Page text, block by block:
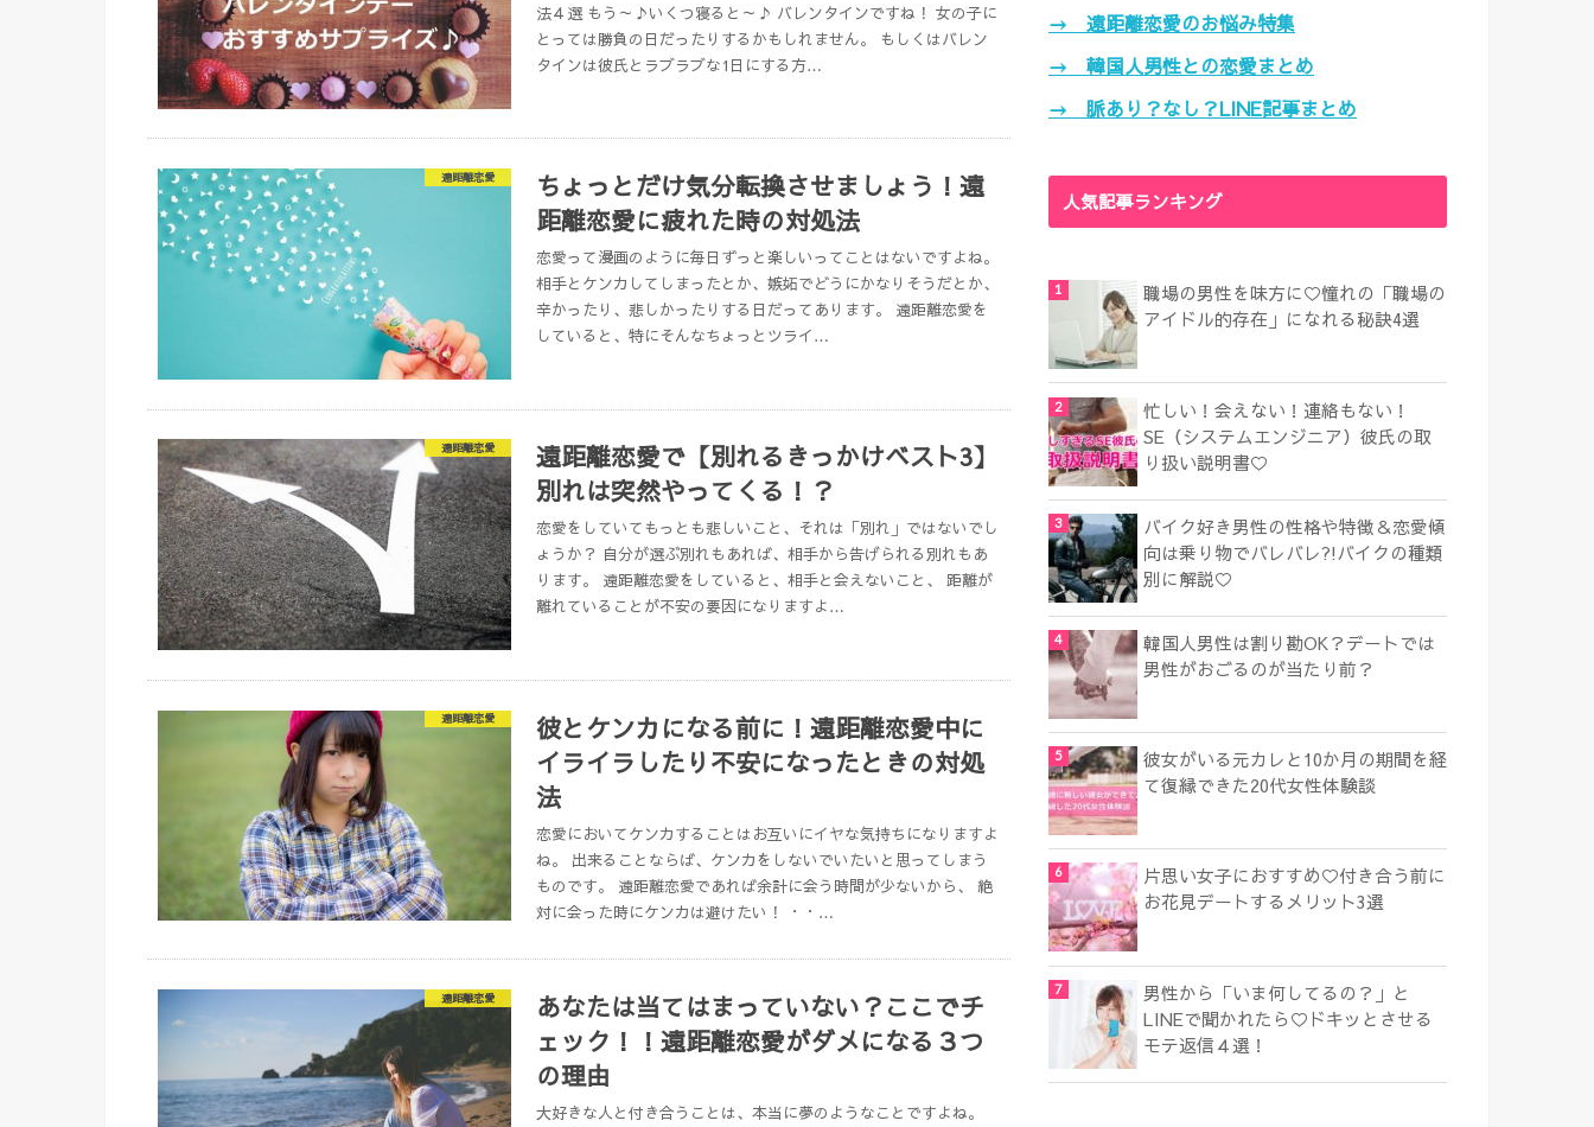
法４選 もう～♪いくつ寝ると～♪ バレンタインですね！ 女の子に
とっては勝負の日だったりするかもしれません。 もしくはバレン
タインは彼氏とラブラブな1日にする方…
遠距離恋愛
ちょっとだけ気分転換させましょう！遠
距離恋愛に疲れた時の対処法
恋愛って漫画のように毎日ずっと楽しいってことはないですよね。
相手とケンカしてしまったとか、嫉妬でどうにかなりそうだとか、
辛かったり、悲しかったりする日だってあります。 遠距離恋愛を
していると、特にそんなちょっとツライ…
遠距離恋愛
遠距離恋愛で【別れるきっかけベスト3】
別れは突然やってくる！？
恋愛をしていてもっとも悲しいこと、それは「別れ」ではないでし
ょうか？ 自分が選ぶ別れもあれば、相手から告げられる別れもあ
ります。 遠距離恋愛をしていると、相手と会えないこと、 距離が
離れていることが不安の要因になりますよ…
遠距離恋愛
彼とケンカになる前に！遠距離恋愛中に
イライラしたり不安になったときの対処
法
恋愛においてケンカすることはお互いにイヤな気持ちになりますよ
ね。 出来ることならば、ケンカをしないでいたいと思ってしまう
ものです。 遠距離恋愛であれば余計に会う時間が少ないから、 絶
対に会った時にケンカは避けたい！ ・・…
遠距離恋愛
あなたは当てはまっていない？ここでチ
ェック！！遠距離恋愛がダメになる３つ
の理由
大好きな人と付き合うことは、本当に夢のようなことですよね。
→ 遠距離恋愛のお悩み特集
→ 韓国人男性との恋愛まとめ
→ 脈あり？なし？LINE記事まとめ
人気記事ランキング
職場の男性を味方に♡憧れの「職場の
アイドル的存在」になれる秘訣4選
忙しい！会えない！連絡もない！
SE（システムエンジニア）彼氏の取
り扱い説明書♡
バイク好き男性の性格や特徴＆恋愛傾
向は乗り物でバレバレ?!バイクの種類
別に解説♡
韓国人男性は割り勘OK？デートでは
男性がおごるのが当たり前？
彼女がいる元カレと10か月の期間を経
て復縁できた20代女性体験談
片思い女子におすすめ♡付き合う前に
お花見デートするメリット3選
男性から「いま何してるの？」と
LINEで聞かれたら♡ドキッとさせる
モテ返信４選！